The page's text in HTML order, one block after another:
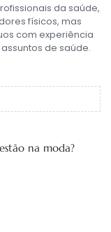
da saúde,
físicos, mas
com experiência
de saúde.
na moda?